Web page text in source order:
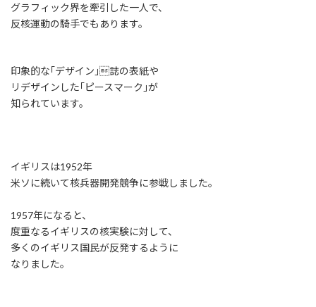
グラフィック界を牽引した一人で、
反核運動の騎手でもあります。
印象的な｢デザイン｣誌の表紙や
リデザインした｢ピースマーク｣が
知られています。
イギリスは1952年
米ソに続いて核兵器開発競争に参戦しました。
1957年になると、
度重なるイギリスの核実験に対して、
多くのイギリス国民が反発するように
なりました。